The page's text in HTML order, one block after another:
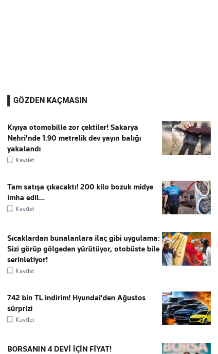
GÖZDEN KAÇMASIN
Kıyıya otomobille zor çektiler! Sakarya
Nehri'nde 1.90 metrelik dev yayın balığı
yakalandı
Kaydet
Tam satışa çıkacaktı! 200 kilo bozuk midye
imha edil...
Kaydet
Sıcaklardan bunalanlara ilaç gibi uygulama:
Sizi görüp gölgeden yürütüyor, otobüste bile
serinletiyor!
Kaydet
742 bin TL indirim! Hyundai'den Ağustos
sürprizi
Kaydet
BORSANIN 4 DEVİ İÇİN FİYAT!